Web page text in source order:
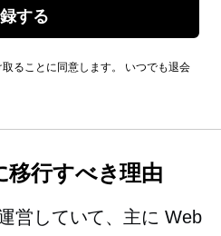
ることに同意します。 いつでも退会
行すべき理由
営していて、主に Web